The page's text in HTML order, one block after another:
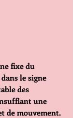
fixe du
le signe
des
une
de mouvement.